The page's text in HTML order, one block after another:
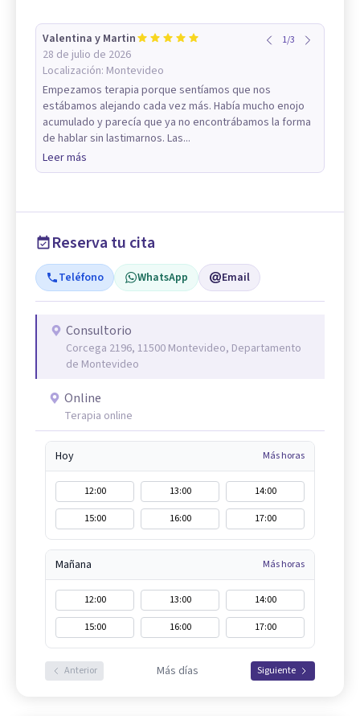
Valentina y Martin
28 de julio de 2026
Localización: Montevideo
1/3
Empezamos terapia porque sentíamos que nos
estábamos alejando cada vez más. Había mucho enojo
acumulado y parecía que ya no encontrábamos la forma
de hablar sin lastimarnos. Las...
Leer más
Reserva tu cita
Teléfono WhatsApp Email
Consultorio
Corcega 2196, 11500 Montevideo, Departamento
de Montevideo
Online
Terapia online
Hoy Más horas
12:00 13:00
14:00
15:00
16:00 17:00
Mañana Más horas
12:00 13:00
14:00
15:00
16:00 17:00
Anterior Más días Siguiente